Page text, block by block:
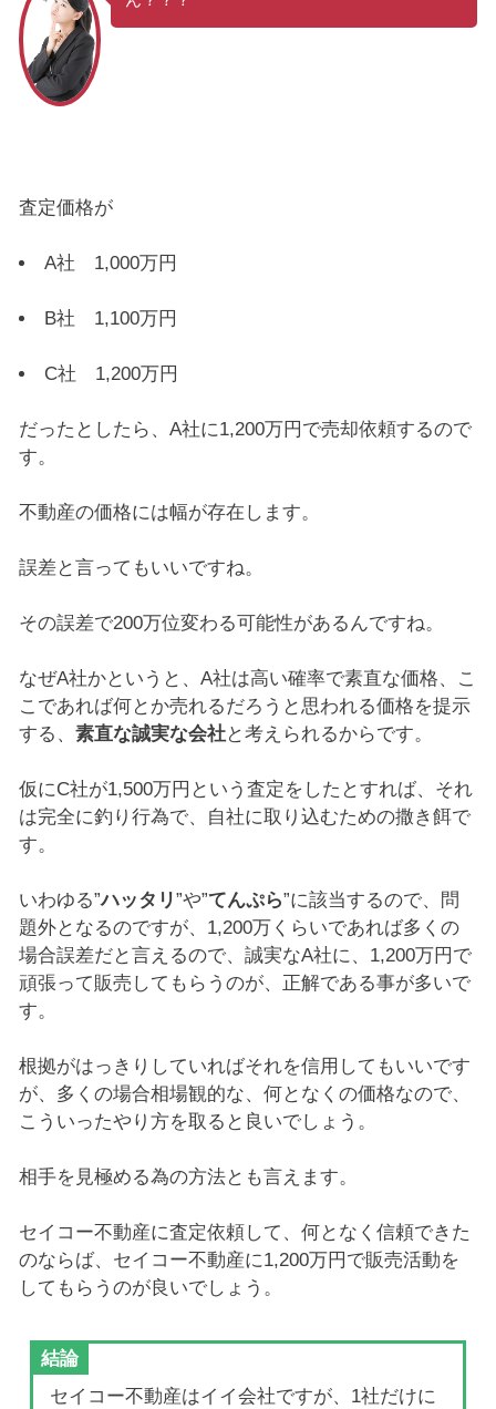
査定価格が
A社 1,000万円
B社 1,100万円
C社 1,200万円
だったとしたら、A社に1,200万円で売却依頼するので
す。
不動産の価格には幅が存在します。
誤差と言ってもいいですね。
その誤差で200万位変わる可能性があるんですね。
なぜA社かというと、A社は高い確率で素直な価格、こ
こであれば何とか売れるだろうと思われる価格を提示
する、 素直な誠実な会社と考えられるからです。
仮にC社が1,500万円という査定をしたとすれば、それ
は完全に釣り行為で、自社に取り込むための撒き餌で
す。
いわゆる”ハッタリ”や”てんぷら”に該当するので、問
題外となるのですが、1,200万くらいであれば多くの
場合誤差だと言えるので、誠実なA社に、1,200万円で
頑張って販売してもらうのが、正解である事が多いで
す。
根拠がはっきりしていればそれを信用してもいいです
が、多くの場合相場観的な、何となくの価格なので、
こういったやり方を取ると良いでしょう。
相手を見極める為の方法とも言えます。
セイコー不動産に査定依頼して、何となく信頼できた
のならば、セイコー不動産に1,200万円で販売活動を
してもらうのが良いでしょう。
結論
セイコー不動産はイイ会社ですが、1社だけに